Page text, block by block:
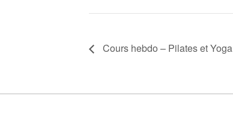
Cours hebdo – Pilates et Yoga